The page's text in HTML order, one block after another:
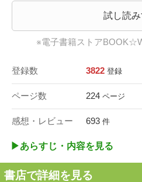
試し読み
※電子書籍ストア
登録数 3822 登録
ページ数 224 ページ
感想・レビュー 693 件
▶︎あらすじ・内容を見る
書店で詳細を見る